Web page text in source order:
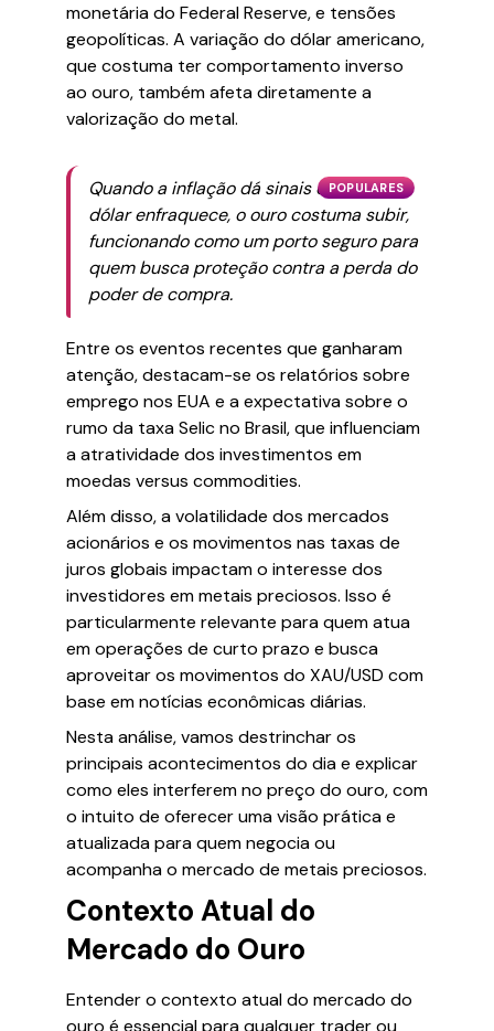
monetária do Federal Reserve, e tensões
geopolíticas. A variação do dólar americano,
que costuma ter comportamento inverso
ao ouro, também afeta diretamente a
valorização do metal.
POPULARES
Quando a inflação dá sinais de alta e o
dólar enfraquece, o ouro costuma subir,
funcionando como um porto seguro para
quem busca proteção contra a perda do
poder de compra.
Entre os eventos recentes que ganharam
atenção, destacam-se os relatórios sobre
emprego nos EUA e a expectativa sobre o
rumo da taxa Selic no Brasil, que influenciam
a atratividade dos investimentos em
moedas versus commodities.
Além disso, a volatilidade dos mercados
acionários e os movimentos nas taxas de
juros globais impactam o interesse dos
investidores em metais preciosos. Isso é
particularmente relevante para quem atua
em operações de curto prazo e busca
aproveitar os movimentos do XAU/USD com
base em notícias econômicas diárias.
Nesta análise, vamos destrinchar os
principais acontecimentos do dia e explicar
como eles interferem no preço do ouro, com
o intuito de oferecer uma visão prática e
atualizada para quem negocia ou
acompanha o mercado de metais preciosos.
Contexto Atual do
Mercado do Ouro
Entender o contexto atual do mercado do
ouro é essencial para qualquer trader ou